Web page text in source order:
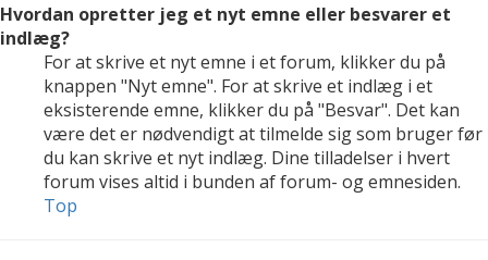
Hvordan opretter jeg et nyt emne eller besvarer et
indlæg?
For at skrive et nyt emne i et forum, klikker du på
knappen "Nyt emne". For at skrive et indlæg i et
eksisterende emne, klikker du på "Besvar". Det kan
være det er nødvendigt at tilmelde sig som bruger før
du kan skrive et nyt indlæg. Dine tilladelser i hvert
forum vises altid i bunden af forum- og emnesiden.
Top